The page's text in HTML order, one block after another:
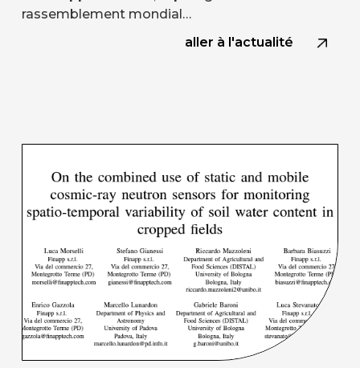
rassemblement mondial…
aller à l'actualité